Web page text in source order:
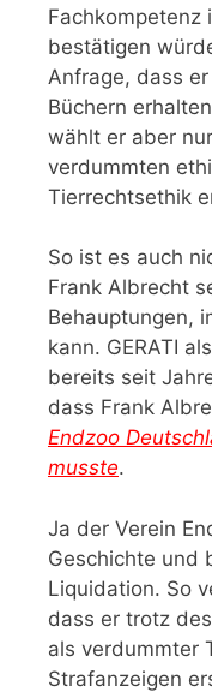
Fachkompetenz
bestätigen
Anfrage, dass
Büchern
wählt er aber
verdummten
Tierrechtsethik
So ist es auch
Frank Albrecht
Behauptungen,
kann. GERATI
bereits seit
dass Frank
Endzoo
musste.
Ja der Verein
Geschichte und
Liquidation. So
dass er trotz
als verdummter
Strafanzeigen